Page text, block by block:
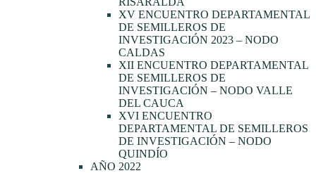
XV ENCUENTRO DEPARTAMENTAL
DE SEMILLEROS DE
INVESTIGACIÓN 2023 – NODO
CALDAS
XII ENCUENTRO DEPARTAMENTAL
DE SEMILLEROS DE
INVESTIGACIÓN – NODO VALLE
DEL CAUCA
XVI ENCUENTRO
DEPARTAMENTAL DE SEMILLEROS
DE INVESTIGACIÓN – NODO
QUINDÍO
AÑO 2022